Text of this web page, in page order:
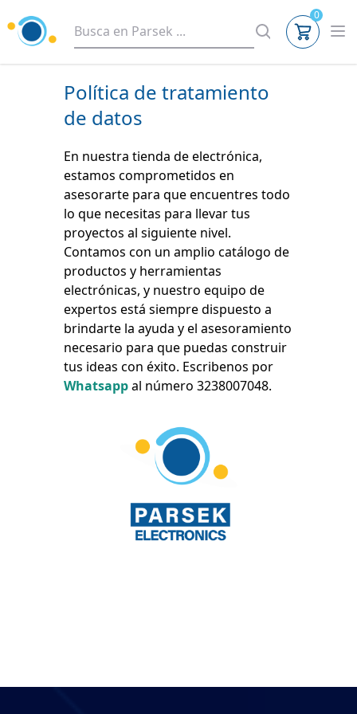
0
Política de tratamiento
de datos
En nuestra tienda de electrónica,
estamos comprometidos en
asesorarte para que encuentres todo
lo que necesitas para llevar tus
proyectos al siguiente nivel.
Contamos con un amplio catálogo de
productos y herramientas
electrónicas, y nuestro equipo de
expertos está siempre dispuesto a
brindarte la ayuda y el asesoramiento
necesario para que puedas construir
tus ideas con éxito. Escribenos por
Whatsappal número 3238007048.